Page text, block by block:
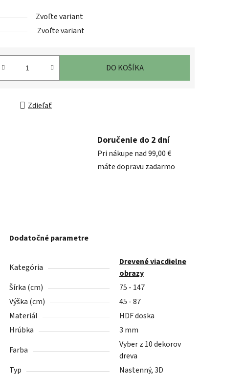
Zvoľte variant
Zvoľte variant
DO KOŠÍKA
Zdieľať
Doručenie do 2 dní
Pri nákupe nad 99,00 €
máte dopravu zadarmo
Dodatočné parametre
Kategória
Drevené viacdielne
obrazy
Šírka (cm)
75 - 147
Výška (cm)
45 - 87
Materiál
HDF doska
Hrúbka
3 mm
Farba
Vyber z 10 dekorov
dreva
Typ
Nastenný, 3D